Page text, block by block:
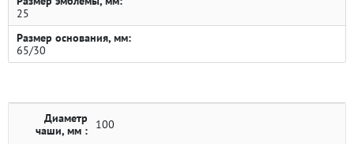
25
Размер основания, мм:
65/30
Диаметр
чаши, мм :
100